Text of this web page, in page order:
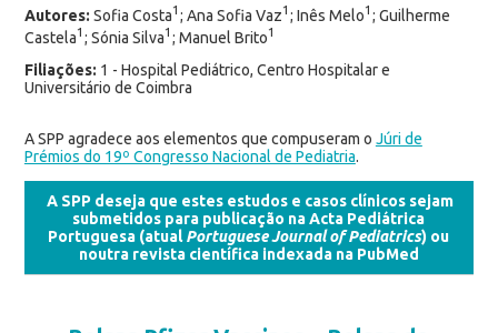
Autores: Sofia Costa1 ; Ana Sofia Vaz1 ; Inês Melo1 ; Guilherme
Castela1 ; Sónia Silva1 ; Manuel Brito1
Filiações: 1 - Hospital Pediátrico, Centro Hospitalar e
Universitário de Coimbra
A SPP agradece aos elementos que compuseram o Júri de
Prémios do 19º Congresso Nacional de Pediatria.
A SPP deseja que estes estudos e casos clínicos sejam
submetidos para publicação na Acta Pediátrica
Portuguesa (atualPortuguese Journal of Pediatrics) ou
noutra revista científica indexada na PubMed